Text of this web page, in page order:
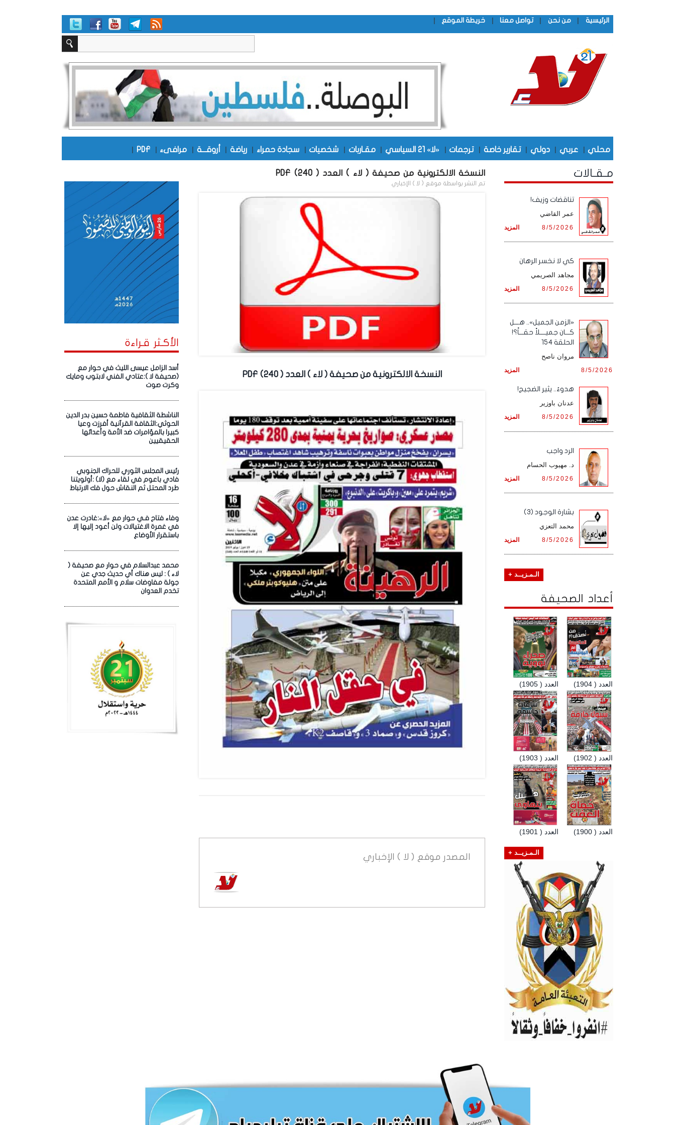
الرئيسية | من نحن | تواصل معنا | خريطة الموقع |
محلي | عربي | دولي | تقارير خاصة | ترجمات | «لا» 21 السياسي | مقـاربات | شخصيات | سجادة حمراء | رياضة | أروقـــة | مرافىء |
PDF
|
الأكـثر قـراءة
أسد الزامل عيسى الليث في حوار مع
(صحيفة لا ):عتادي الفني لابتوب ومايك
وكرت صوت
الناشطة الثقافية فاطمة حسين بدر الدين
الحوثي:الثقافة القرآنية أفرزت وعيا
كبيرا بالمؤامرات ضد الأمة وأعدائها
الحقيقيين
رئيس المجلس الثوري للحراك الجنوبي
فادي باعوم في لقاء مع (لا) :أولويتنا
طرد المحتل ثم النقاش حول فك الارتباط
وفاء فتاح فـي حوار مع «لا»:غادرت عدن
في غمرة الاغتيالات ولن أعود إليها إلا
باستقرار الأوضاع
محمد عبدالسلام في حوار مع صحيفة (
لاء ) : ليس هناك أي حديث جدي عن
جولة مفاوضات سلام و الأمم المتحدة
تخدم العدوان
النسخة الالكترونية من صحيفة ( لاء ) العدد ( 240) PDF
تم النشر بواسطة موقع ( لا ) الإخباري
النسخة الالكترونية من صحيفة ( لاء ) العدد ( 240) PDF
المصدر موقع ( لا ) الإخباري
مـقـالات
تناقضات وزيف!
عمر القاضي
المزيد 8/5/2026
كي لا نخسر الرهان
مجاهد الصريمي
المزيد 8/5/2026
«الزمن الجميل».. هـــل
كـــان جميــــلاً حقـــاً؟!
الحلقة 154
مروان ناصح
المزيد 8/5/2026
هدوءٌ.. يثير الضجيج!
عدنان باوزير
المزيد 8/5/2026
الرد واجب
د. مهيوب الحسام
المزيد 8/5/2026
بشارة الوجود (3)
محمد التعزي
المزيد 8/5/2026
الـمـزيــد +
أعداد الصحيفة
العدد ( 1905) العدد ( 1904)
العدد ( 1903) العدد ( 1902)
العدد ( 1901) العدد ( 1900)
الـمـزيــد +